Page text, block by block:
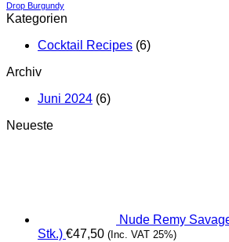
Drop Burgundy
Kategorien
Cocktail Recipes (6)
Archiv
Juni 2024 (6)
Neueste
Nude Remy
Stk.) €47,50 (Inc. VAT 25%)